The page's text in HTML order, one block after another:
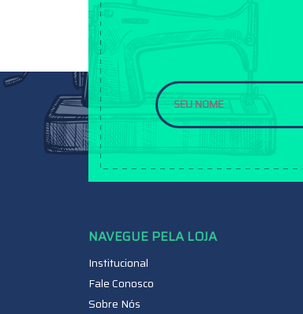
Institucional
Fale Conosco
Sobre Nós